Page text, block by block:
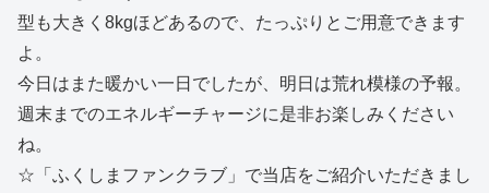
型も大きく8kgほどあるので、たっぷりとご用意できます
よ。
今日はまた暖かい一日でしたが、明日は荒れ模様の予報。
週末までのエネルギーチャージに是非お楽しみください
ね。
☆「ふくしまファンクラブ」で当店をご紹介いただきまし